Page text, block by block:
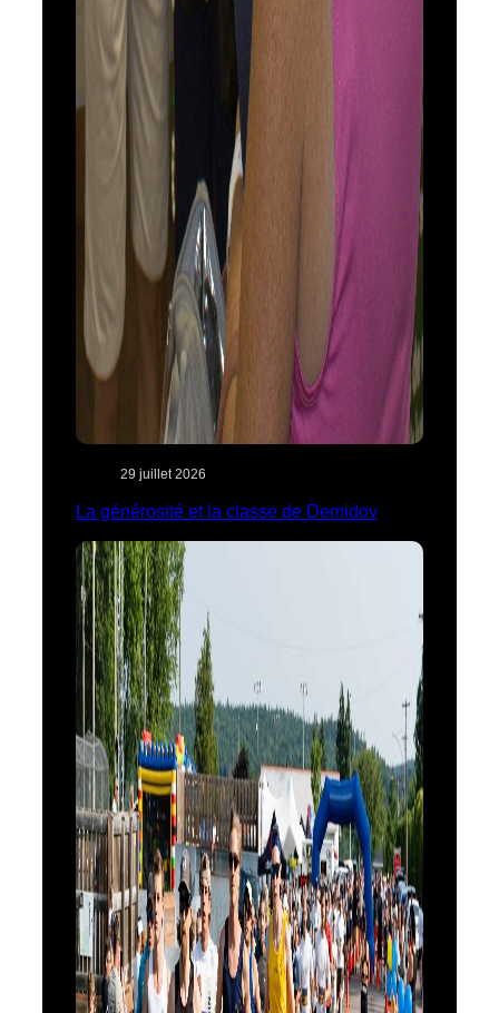
29 juillet 2026
La générosité et la classe de Demidov